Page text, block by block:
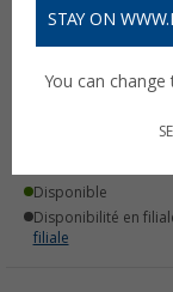
Set 5 pcs. Classic
Lock & Lock
Disponible
Disponibilité en
filiale
STAY ON
You can